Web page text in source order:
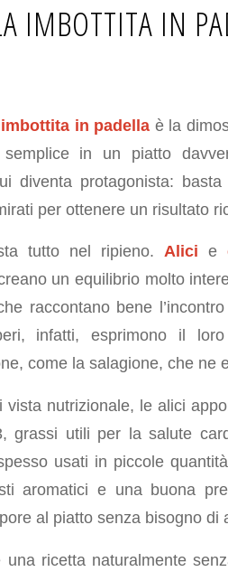
IMBOTTITA IN
in padella è la
semplice in un piatto
diventa protagonista:
per ottenere un risultato
tutto nel ripieno. Alici e
un equilibrio molto
raccontano bene
infatti, esprimono il
come la salagione, che ne
vista nutrizionale, le alici
grassi utili per la salute
usati in piccole
aromatici e una buona
al piatto senza bisogno di
una ricetta naturalmente